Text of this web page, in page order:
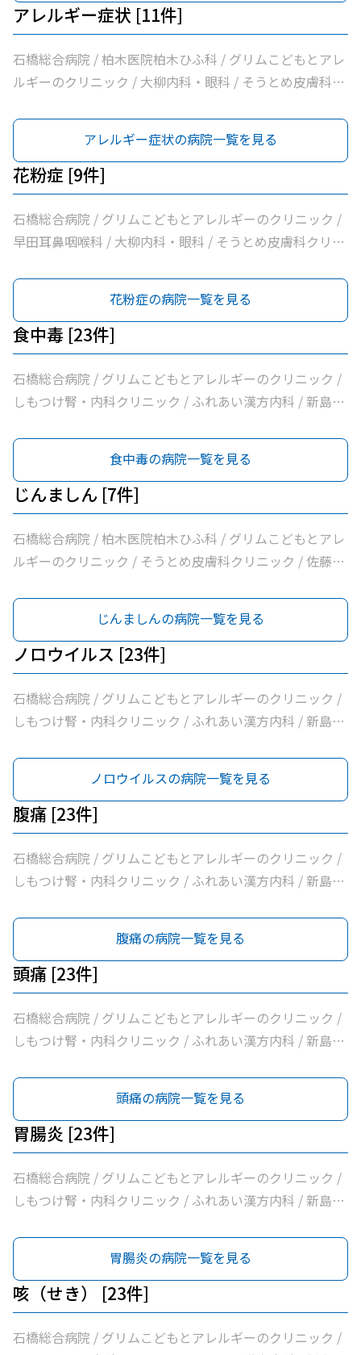
じたクリニック / 医療法人社団輝会つばさクリニック / 藤
沼医院 / 石川医院 / やの小児科医院 / 川嶌内科小児科クリ
ニック / 一般社団法人巨樹の会新上三川病院 / 小口内科小
児科医院 / 山﨑医院 / うえのクリニック / せんば医院 / し
クしらさぎ
アレルギー症状 [11件]
石橋総合病院 / 柏木医院柏木ひふ科 / グリムこどもとアレ
ルギーのクリニック / 大柳内科・眼科 / そうとめ皮膚科ク
/ 川嶌内科小児科クリニック / 小口内科小児科医院 / うえ
のクリニック / しらさぎ耳鼻咽喉科クリニック
アレルギー症状の病院一覧を見る
花粉症 [9件]
石橋総合病院 / グリムこどもとアレルギーのクリニック /
早田耳鼻咽喉科 / 大柳内科・眼科 / そうとめ皮膚科クリニ
ニック / しらさぎ耳鼻咽喉科クリニック
花粉症の病院一覧を見る
食中毒 [23件]
石橋総合病院 / グリムこどもとアレルギーのクリニック /
しもつけ腎・内科クリニック / ふれあい漢方内科 / 新島内
内科・乳腺クリニック / 島田クリニック / 佐藤内科 / コン
フォート下野クリニック / ふじたクリニック / 医療法人社
団輝会つばさクリニック / 藤沼医院 / 石川医院 / やの小児
科医院 / 川嶌内科小児科クリニック / 一般社団法人巨樹の
会新上三川病院 / 小口内科小児科医院 / 山﨑医院 / うえの
クリニック / せんば医院 / どんどんまもろうクリニックし
食中毒の病院一覧を見る
じんましん [7件]
石橋総合病院 / 柏木医院柏木ひふ科 / グリムこどもとアレ
ルギーのクリニック / そうとめ皮膚科クリニック / 佐藤内
医院
じんましんの病院一覧を見る
ノロウイルス [23件]
石橋総合病院 / グリムこどもとアレルギーのクリニック /
しもつけ腎・内科クリニック / ふれあい漢方内科 / 新島内
内科・乳腺クリニック / 島田クリニック / 佐藤内科 / コン
フォート下野クリニック / ふじたクリニック / 医療法人社
団輝会つばさクリニック / 藤沼医院 / 石川医院 / やの小児
科医院 / 川嶌内科小児科クリニック / 一般社団法人巨樹の
会新上三川病院 / 小口内科小児科医院 / 山﨑医院 / うえの
クリニック / せんば医院 / どんどんまもろうクリニックし
ノロウイルスの病院一覧を見る
腹痛 [23件]
石橋総合病院 / グリムこどもとアレルギーのクリニック /
しもつけ腎・内科クリニック / ふれあい漢方内科 / 新島内
内科・乳腺クリニック / 島田クリニック / 佐藤内科 / コン
フォート下野クリニック / ふじたクリニック / 医療法人社
団輝会つばさクリニック / 藤沼医院 / 石川医院 / やの小児
科医院 / 川嶌内科小児科クリニック / 一般社団法人巨樹の
会新上三川病院 / 小口内科小児科医院 / 山﨑医院 / うえの
クリニック / せんば医院 / どんどんまもろうクリニックし
腹痛の病院一覧を見る
頭痛 [23件]
石橋総合病院 / グリムこどもとアレルギーのクリニック /
しもつけ腎・内科クリニック / ふれあい漢方内科 / 新島内
内科・乳腺クリニック / 島田クリニック / 佐藤内科 / コン
フォート下野クリニック / ふじたクリニック / 医療法人社
団輝会つばさクリニック / 藤沼医院 / 石川医院 / やの小児
科医院 / 川嶌内科小児科クリニック / 一般社団法人巨樹の
会新上三川病院 / 小口内科小児科医院 / 山﨑医院 / うえの
クリニック / せんば医院 / どんどんまもろうクリニックし
頭痛の病院一覧を見る
胃腸炎 [23件]
石橋総合病院 / グリムこどもとアレルギーのクリニック /
しもつけ腎・内科クリニック / ふれあい漢方内科 / 新島内
内科・乳腺クリニック / 島田クリニック / 佐藤内科 / コン
フォート下野クリニック / ふじたクリニック / 医療法人社
団輝会つばさクリニック / 藤沼医院 / 石川医院 / やの小児
科医院 / 川嶌内科小児科クリニック / 一般社団法人巨樹の
会新上三川病院 / 小口内科小児科医院 / 山﨑医院 / うえの
胃腸炎の病院一覧を見る
咳（せき） [23件]
石橋総合病院 / グリムこどもとアレルギーのクリニック /